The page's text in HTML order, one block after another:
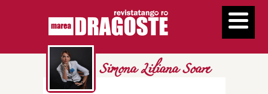
Simona Liliana Soare